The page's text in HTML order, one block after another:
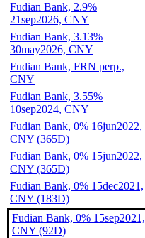
Fudian Bank, 2.9%
21sep2026, CNY
Fudian Bank, 3.13%
30may2026, CNY
Fudian Bank, FRN perp.,
CNY
Fudian Bank, 3.55%
10sep2024, CNY
Fudian Bank, 0% 16jun2022,
CNY (365D)
Fudian Bank, 0% 15jun2022,
CNY (365D)
Fudian Bank, 0% 15dec2021,
CNY (183D)
Fudian Bank, 0% 15sep2021,
CNY (92D)